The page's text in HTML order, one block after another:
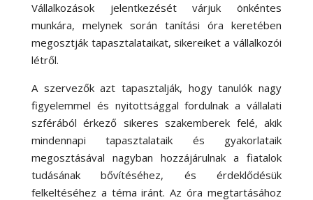
Vállalkozások jelentkezését várjuk önkéntes
munkára, melynek során tanítási óra keretében
megosztják tapasztalataikat, sikereiket a vállalkozói
létről.
A szervezők azt tapasztalják, hogy tanulók nagy
figyelemmel és nyitottsággal fordulnak a vállalati
szférából érkező sikeres szakemberek felé, akik
mindennapi tapasztalataik és gyakorlataik
megosztásával nagyban hozzájárulnak a fiatalok
tudásának bővítéséhez, és érdeklődésük
felkeltéséhez a téma iránt. Az óra megtartásához